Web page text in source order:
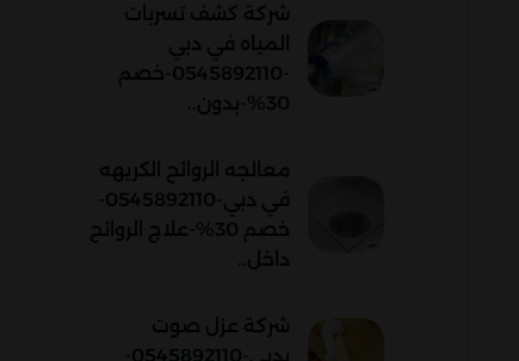
شركة كشف تسربات
المياه في دبي
-0545892110-خصم
30%-بدون..
معالجه الروائح الكريهه
خصم 30%-علاج الروائح
داخل..
شركة عزل صوت